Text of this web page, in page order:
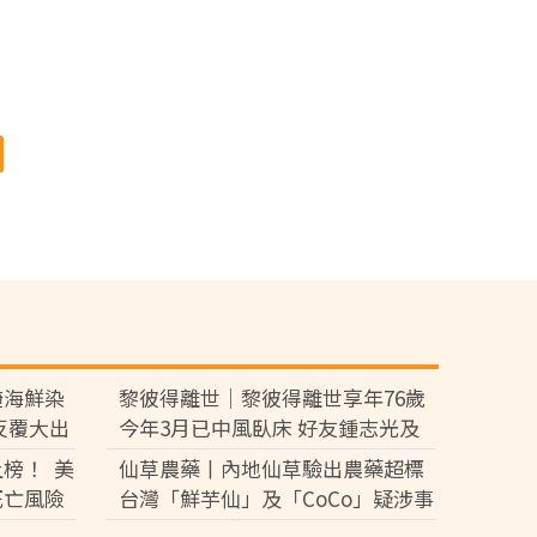
鮮染
覆大出
黎彼得離世｜黎彼得離世享年76歲
今年3月已中風臥床 好友鍾志光及
盧宛茵透露黎彼得最後時光
榜！ 美
風險
仙草農藥丨內地仙草驗出農藥超標
台灣「鮮芋仙」及「CoCo」疑涉事
供應商急澄清：未流入市面